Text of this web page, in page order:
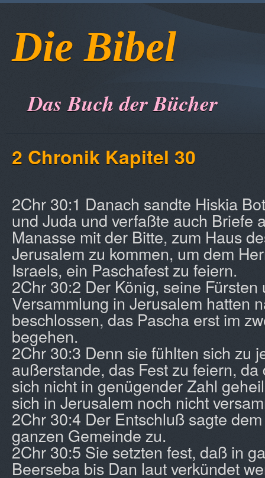
Die Bibel
Das Buch der Bücher
2 Chronik Kapitel 30
2Chr 30:1 Danach sandte Hiskia
und Juda und verfaßte auch Briefe
Manasse mit der Bitte, zum Haus
Jerusalem zu kommen, um dem
Israels, ein Paschafest zu feiern.
2Chr 30:2 Der König, seine
Versammlung in Jerusalem hatten
beschlossen, das Pascha erst im
begehen.
2Chr 30:3 Denn sie fühlten sich zu
außerstande, das Fest zu feiern,
sich nicht in genügender Zahl
sich in Jerusalem noch nicht
2Chr 30:4 Der Entschluß sagte
ganzen Gemeinde zu.
2Chr 30:5 Sie setzten fest, daß in
Beerseba bis Dan laut verkündet